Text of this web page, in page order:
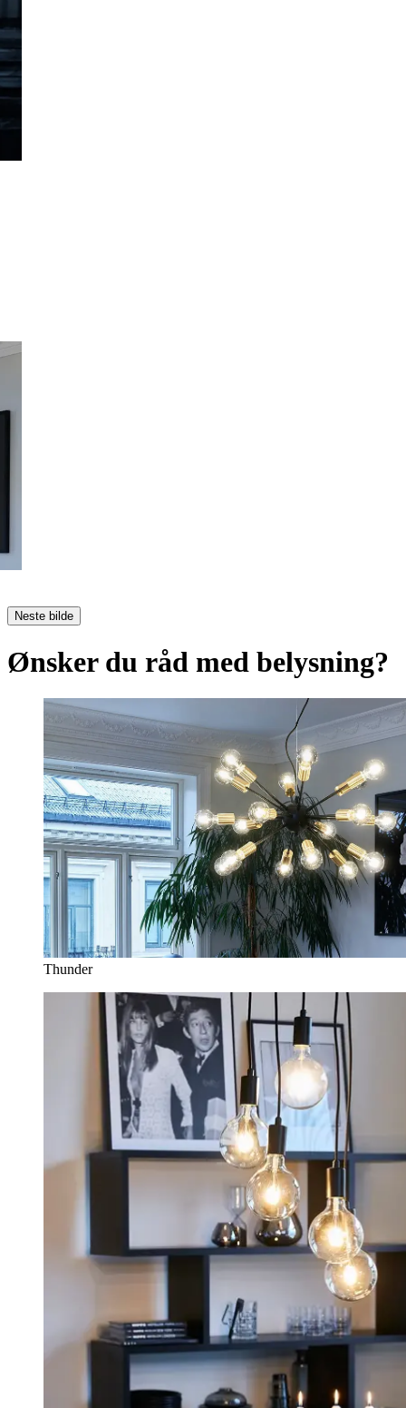
Neste bilde
Ønsker du råd med belysning?
Thunder